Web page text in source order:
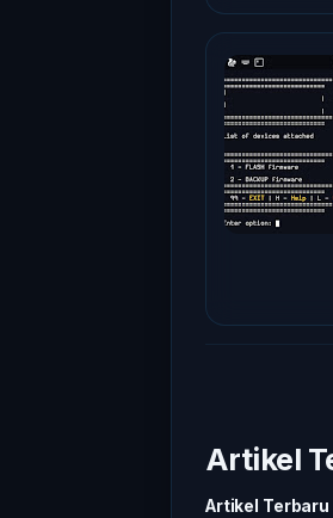
Artikel
Artikel Terbaru